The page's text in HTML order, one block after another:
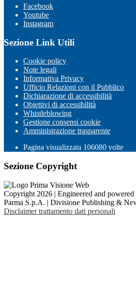
Facebook
Youtube
Instagram
Sezione Link Utili
Cookie policy
Note legali
Informativa Privacy
Ufficio Relazioni con il Pubblico
Dichiarazione di accessibilità
Obiettivi di accessibilità
Whistleblowing
Gestione consensi cookie
Amministrazione trasparente
Pagina visualizzata 106080 volte
Sezione Copyright
Copyright 2026 | Engineered and
Parma S.p.A. | Divisione Publishing &
Disclaimer trattamento dati personali